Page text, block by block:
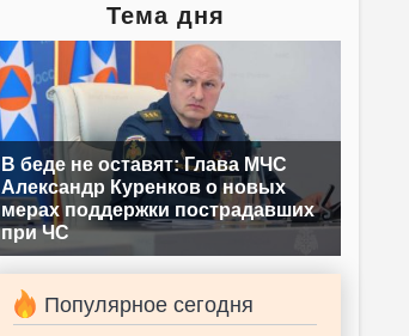
Тема дня
В беде не оставят: Глава МЧС
Александр Куренков о новых
мерах поддержки пострадавших
при ЧС
Популярное сегодня